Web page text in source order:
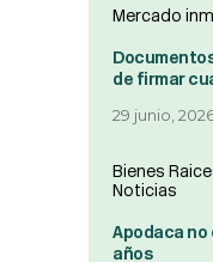
Mercado
de firmar
29 junio,
Bienes
Noticias
Apodaca no
años